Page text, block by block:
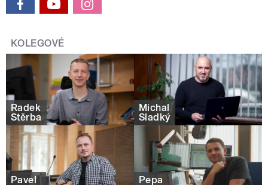
KOLEGOVÉ
Radek
Štěrba
Michal
Sladký
Pavel
Pepa